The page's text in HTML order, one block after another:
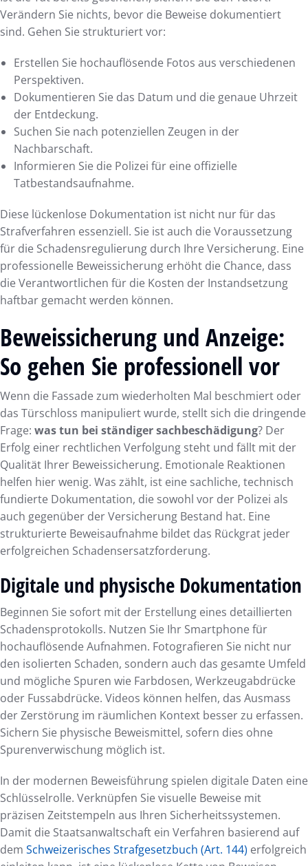
Verändern Sie nichts, bevor die Beweise dokumentiert
sind. Gehen Sie strukturiert vor:
Erstellen Sie hochauflösende Fotos aus verschiedenen
Perspektiven.
Dokumentieren Sie das Datum und die genaue Uhrzeit
der Entdeckung.
Suchen Sie nach potenziellen Zeugen in der
Nachbarschaft.
Informieren Sie die Polizei für eine offizielle
Tatbestandsaufnahme.
Diese lückenlose Dokumentation ist nicht nur für das
Strafverfahren essenziell. Sie ist auch die Voraussetzung
für die Schadensregulierung durch Ihre Versicherung. Eine
professionelle Beweissicherung erhöht die Chance, dass
die Verantwortlichen für die Kosten der Instandsetzung
haftbar gemacht werden können.
Beweissicherung und Anzeige:
So gehen Sie professionell vor
Wenn die Fassade zum wiederholten Mal beschmiert oder
das Türschloss manipuliert wurde, stellt sich die dringende
Frage: was tun bei ständiger sachbeschädigung? Der
Erfolg einer rechtlichen Verfolgung steht und fällt mit der
Qualität Ihrer Beweissicherung. Emotionale Reaktionen
helfen hier wenig. Was zählt, ist eine sachliche, technisch
fundierte Dokumentation, die sowohl vor der Polizei als
auch gegenüber der Versicherung Bestand hat. Eine
strukturierte Beweisaufnahme bildet das Rückgrat jeder
erfolgreichen Schadensersatzforderung.
Digitale und physische Dokumentation
Beginnen Sie sofort mit der Erstellung eines detaillierten
Schadensprotokolls. Nutzen Sie Ihr Smartphone für
hochauflösende Aufnahmen. Fotografieren Sie nicht nur
den isolierten Schaden, sondern auch das gesamte Umfeld
und mögliche Spuren wie Farbdosen, Werkzeugabdrücke
oder Fussabdrücke. Videos können helfen, das Ausmass
der Zerstörung im räumlichen Kontext besser zu erfassen.
Sichern Sie physische Beweismittel, sofern dies ohne
Spurenverwischung möglich ist.
In der modernen Beweisführung spielen digitale Daten eine
Schlüsselrolle. Verknüpfen Sie visuelle Beweise mit
präzisen Zeitstempeln aus Ihren Sicherheitssystemen.
Damit die Staatsanwaltschaft ein Verfahren basierend auf
dem Schweizerisches Strafgesetzbuch (Art. 144) erfolgreich